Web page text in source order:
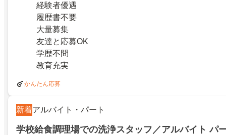
経験者優遇
履歴書不要
大量募集
友達と応募OK
学歴不問
教育充実
かんたん応募
新着アルバイト・パート
学校給食調理場での洗浄スタッフ／アルバイト パ